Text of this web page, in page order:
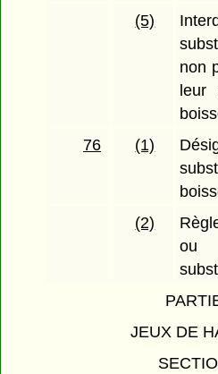
(5)
non
leur
76
(1)
(2)
ou
JEUX DE